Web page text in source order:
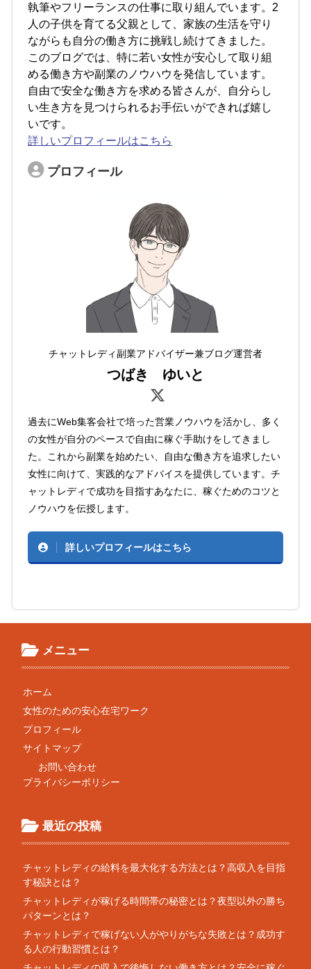
執筆やフリーランスの仕事に取り組んでいます。2
人の子供を育てる父親として、家族の生活を守り
ながらも自分の働き方に挑戦し続けてきました。
このブログでは、特に若い女性が安心して取り組
める働き方や副業のノウハウを発信しています。
自由で安全な働き方を求める皆さんが、自分らし
い生き方を見つけられるお手伝いができれば嬉し
いです。
詳しいプロフィールはこちら
プロフィール
チャットレディ副業アドバイザー兼ブログ運営者
つばき ゆいと
過去にWeb集客会社で培った営業ノウハウを活かし、多く
の女性が自分のペースで自由に稼ぐ手助けをしてきまし
た。これから副業を始めたい、自由な働き方を追求したい
女性に向けて、実践的なアドバイスを提供しています。チ
ャットレディで成功を目指すあなたに、稼ぐためのコツと
ノウハウを伝授します。
詳しいプロフィールはこちら
メニュー
ホーム
女性のための安心在宅ワーク
プロフィール
サイトマップ
お問い合わせ
プライバシーポリシー
最近の投稿
チャットレディの給料を最大化する方法とは？高収入を目指
す秘訣とは？
チャットレディが稼げる時間帯の秘密とは？夜型以外の勝ち
パターンとは？
チャットレディで稼げない人がやりがちな失敗とは？成功す
る人の行動習慣とは？